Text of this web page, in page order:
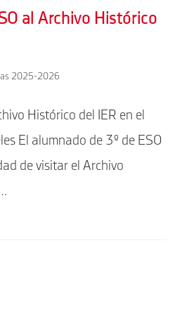
al Archivo Histórico
2025-2026
Histórico del IER en el
El alumnado de 3º de ESO
de visitar el Archivo